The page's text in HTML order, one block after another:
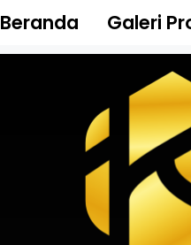
Beranda Galeri